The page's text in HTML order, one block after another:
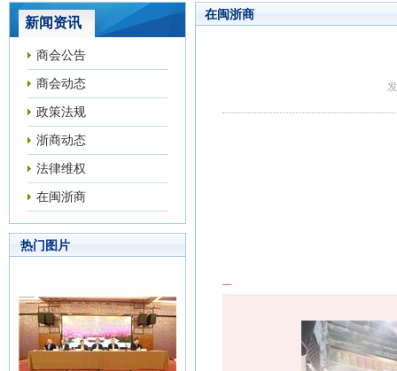
新闻资讯
商会公告
商会动态
政策法规
浙商动态
法律维权
在闽浙商
热门图片
在闽浙商